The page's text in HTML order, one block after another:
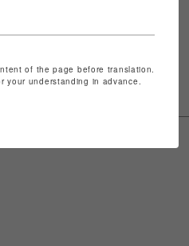
of the page before translation.
understanding in advance.